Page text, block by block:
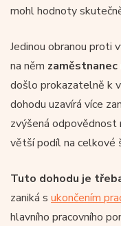
mohl hodnoty
Jedinou obranou proti
na něm zaměstnanec
došlo prokazatelně k
dohodu uzavírá více
zvýšená odpovědnost
větší podíl na celkové
Tuto dohodu je
zaniká s ukončením
hlavního pracovního